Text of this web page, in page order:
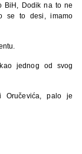
BiH, Dodik na to ne
se to desi, imamo
jednog od svog
Oručevića, palo je